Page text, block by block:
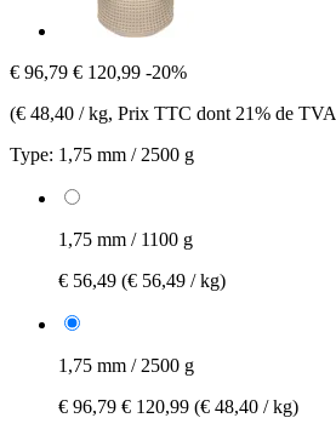
€ 96,79 € 120,99 -20%
(€ 48,40 / kg, Prix TTC dont 21% de TVA
Type: 1,75 mm / 2500 g
1,75 mm / 1100 g
€ 56,49 (€ 56,49 / kg)
1,75 mm / 2500 g
€ 96,79 € 120,99 (€ 48,40 / kg)